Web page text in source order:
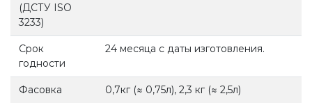
(ДСТУ ISO
3233)
Срок
годности
24 месяца с даты изготовления.
Фасовка 0,7кг (≈ 0,75л), 2,3 кг (≈ 2,5л)